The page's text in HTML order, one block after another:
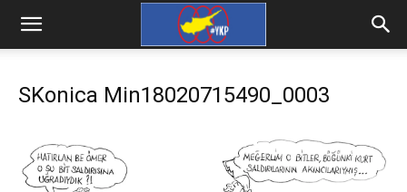
SKonica Min18020715490_0003